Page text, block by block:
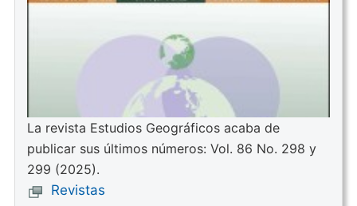
La revista Estudios Geográficos acaba de
publicar sus últimos números: Vol. 86 No. 298 y
299 (2025).
Revistas